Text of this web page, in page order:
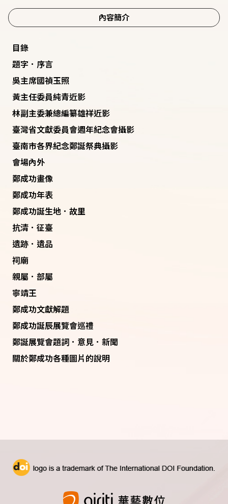
內容簡介
目錄
題字．序言
吳主席國禎玉照
黃主任委員純青近影
林副主委兼總編纂雄祥近影
臺灣省文獻委員會週年紀念會攝影
臺南市各界紀念鄭誕祭典攝影
會場內外
鄭成功畫像
鄭成功年表
鄭成功誕生地．故里
抗清．征臺
遺跡．遺品
祠廟
親屬．部屬
寧靖王
鄭成功文獻解題
鄭成功誕辰展覽會巡禮
鄭誕展覽會題詞．意見．新聞
關於鄭成功各種圖片的說明